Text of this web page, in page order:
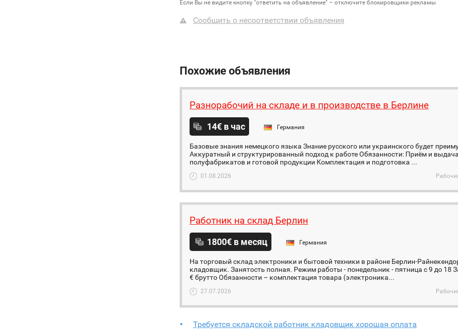
Если Вы не видите кнопку "ответить на объявление" – отключите блокировщики рекламы
Сообщить о несоответствии объявления
Похожие объявления
Разнорабочий на складе и в производстве в Берлине
14€ в час Германия
Базовые знания немецкого языка Знание русского или украинского будет
Аккуратный и структурированный подход к работе Обязанности: Приём и
полуфабрикатов и готовой продукции Комплектация и подготовка ...
01.08.2026
Работник на склад Берлин
1800€ в месяц Германия
На торговый склад электроники и бытовой техники в районе Берлин-
кладовщик. Занятость полная. Режим работы - понедельник - пятница c 9 до 18
€ брутто Обязанности – комплектация товара (электроника...
27.07.2026
Требуется складской работник кладовщик хорошая оплата